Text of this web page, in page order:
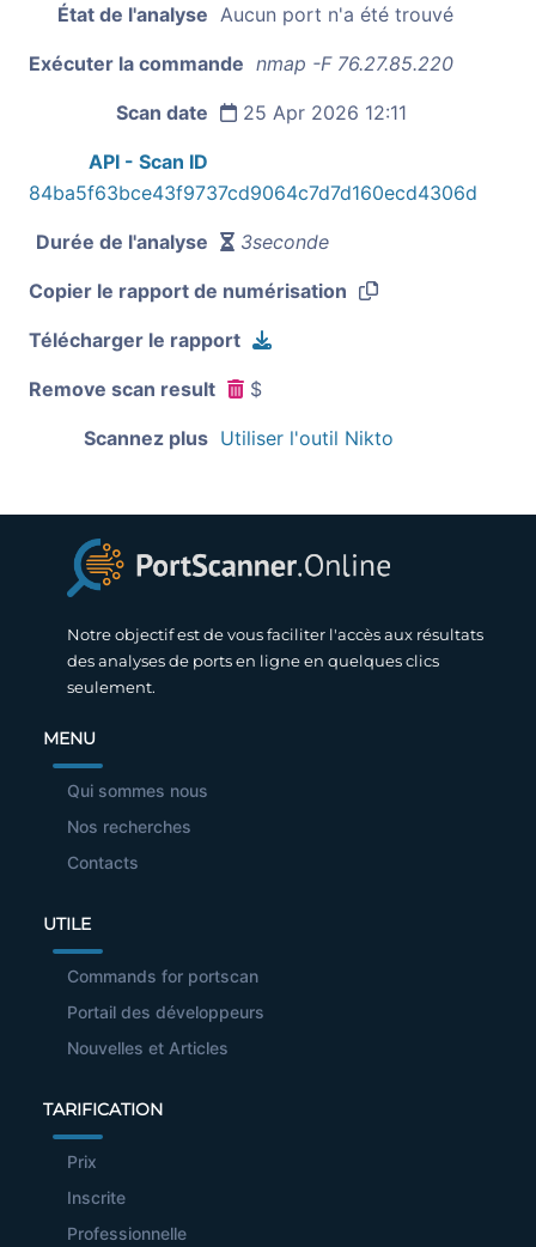
État de l'analyse Aucun port n'a été trouvé
Exécuter la commande nmap -F 76.27.85.220
Scan date 25 Apr 2026 12:11
API - Scan ID
84ba5f63bce43f9737cd9064c7d7d160ecd4306d
Durée de l'analyse 3seconde
Copier le rapport de numérisation
Télécharger le rapport
Remove scan result $
Scannez plus Utiliser l'outil Nikto
Notre objectif est de vous faciliter l'accès aux résultats
des analyses de ports en ligne en quelques clics
seulement.
MENU
Qui sommes nous
Nos recherches
Contacts
UTILE
Commands for portscan
Portail des développeurs
Nouvelles et Articles
TARIFICATION
Prix
Inscrite
Professionnelle